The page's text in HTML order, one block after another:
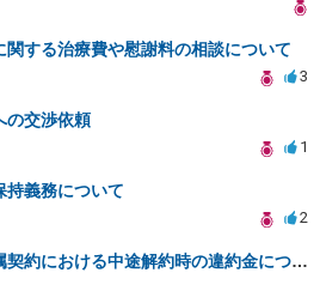
関する治療費や慰謝料の相談について
3
の交渉依頼
1
持義務について
2
芸能事務所との専属契約における中途解約時の違約金について相談したいです